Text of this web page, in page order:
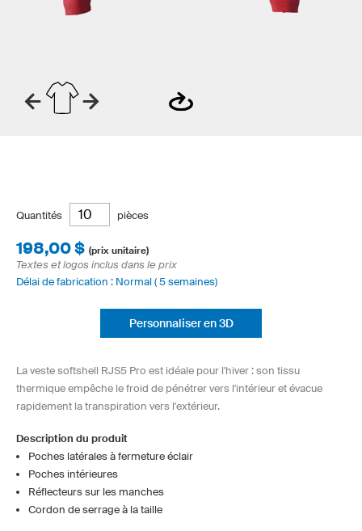
Quantités pièces
198,00 $ (prix unitaire)
Textes et logos inclus dans le prix
Délai de fabrication : Normal ( 5 semaines)
Personnaliser en 3D
La veste softshell RJS5 Pro est idéale pour l'hiver : son tissu
thermique empêche le froid de pénétrer vers l'intérieur et évacue
rapidement la transpiration vers l'extérieur.
Description du produit
Poches latérales à fermeture éclair
Poches intérieures
Réflecteurs sur les manches
Cordon de serrage à la taille